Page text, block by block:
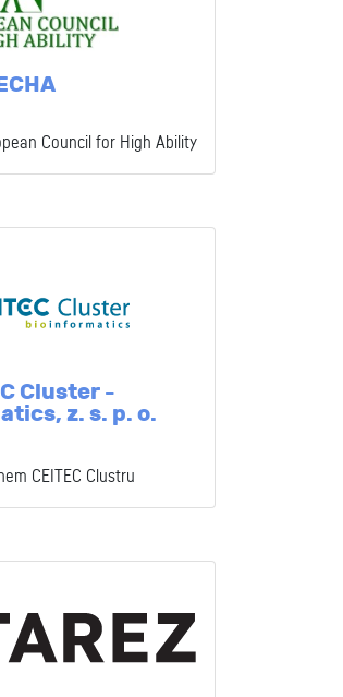
Council for High Ability
Cluster -
z. s. p. o.
CEITEC Clustru